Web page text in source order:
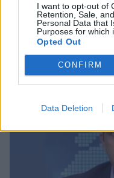
I want to opt-out of
Retention, Sale,
Personal Data that
Purposes for which
Opted Out
CONFIRM
Data Deletion
Σχετικά Άρθρα